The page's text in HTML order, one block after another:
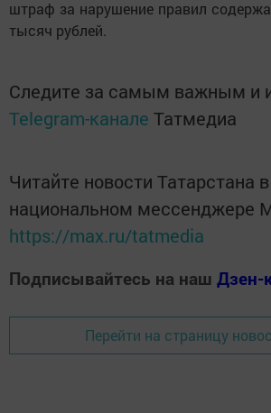
Кутуевой, в Елабужском районе
порядка 70 собак.
Случается и такое, что в приют
имеющие хозяев. В таком
возвращают владельцу, но ему
штраф за нарушение правил
тысяч рублей.
Следите за самым важным и
Telegram-каналеТатмедиа